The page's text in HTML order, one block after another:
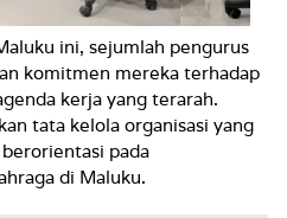
ini, sejumlah pengurus
komitmen mereka terhadap
kerja yang terarah.
tata kelola organisasi yang
pada
di Maluku.